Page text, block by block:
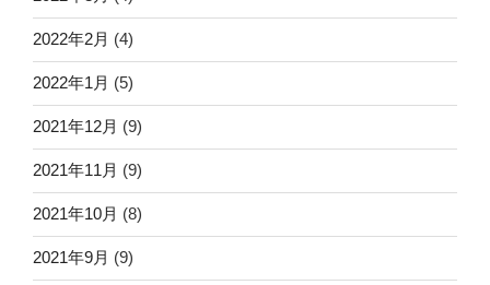
2022年2月 (4)
2022年1月 (5)
2021年12月 (9)
2021年11月 (9)
2021年10月 (8)
2021年9月 (9)